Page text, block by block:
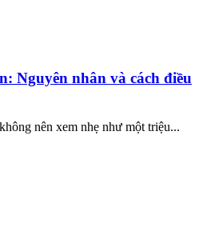
Nguyên nhân và cách điều
nên xem nhẹ như một triệu...